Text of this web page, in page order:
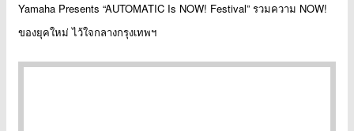
Yamaha Presents “AUTOMATIC Is NOW! Festival” รวมความ NOW!
ของยุคใหม่ ไว้ใจกลางกรุงเทพฯ